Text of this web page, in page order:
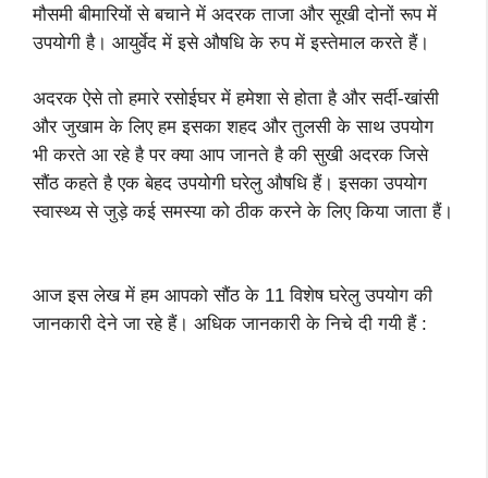
मौसमी बीमारियों से बचाने में अदरक ताजा और सूखी दोनों रूप में
उपयोगी है। आयुर्वेद में इसे औषधि के रुप में इस्तेमाल करते हैं।
अदरक ऐसे तो हमारे रसोईघर में हमेशा से होता है और सर्दी-खांसी
और जुखाम के लिए हम इसका शहद और तुलसी के साथ उपयोग
भी करते आ रहे है पर क्या आप जानते है की सुखी अदरक जिसे
सौंठ कहते है एक बेहद उपयोगी घरेलु औषधि हैं। इसका उपयोग
स्वास्थ्य से जुड़े कई समस्या को ठीक करने के लिए किया जाता हैं।
आज इस लेख में हम आपको सौंठ के 11 विशेष घरेलु उपयोग की
जानकारी देने जा रहे हैं। अधिक जानकारी के निचे दी गयी हैं :